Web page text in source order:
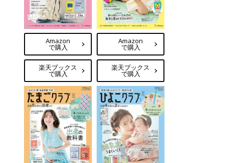
Amazon
で購入
楽天ブックス
で購入
Amazon
で購入
楽天ブックス
で購入